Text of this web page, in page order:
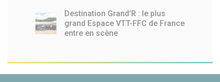
Destination Grand’R : le plus
grand Espace VTT-FFC de France
entre en scène